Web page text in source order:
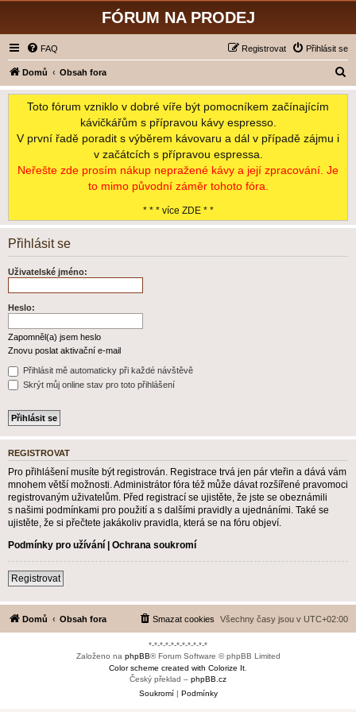
FÓRUM NA PRODEJ
FAQ Přihlásit se
Registrovat
Domů Obsah fora
l
Toto fórum vzniklo v dobré víře být pomocníkem začínajícím
kávičkářům s přípravou kávy espresso.
V první řadě poradit s výběrem kávovaru a dál v případě zájmu i
v začátcích s přípravou espressa.
Neřešte zde prosím nákup nepražené kávy a její zpracování. Je
to mimo původní záměr tohoto fóra.
* * * více ZDE * *
Přihlásit se
Uživatelské jméno:
Heslo:
Zapomněl(a) jsem heslo
Znovu poslat aktivační e-mail
Přihlásit mě automaticky při každé návštěvě
Skrýt můj online stav pro toto přihlášení
REGISTROVAT
Pro přihlášení musíte být registrován. Registrace trvá jen pár vteřin a dává vám
mnohem větší možnosti. Administrátor fóra též může dávat rozšířené pravomoci
registrovaným uživatelům. Před registrací se ujistěte, že jste se obeznámili
s našimi podmínkami pro použití a s dalšími pravidly a ujednáními. Také se
ujistěte, že si přečtete jakákoliv pravidla, která se na fóru objeví.
Podmínky pro užívání | Ochrana soukromí
Registrovat
Domů Obsah fora Všechny časy jsou v UTC+02:00
Smazat cookies
*-*-*-*-*-*-*-*-*-*-*
Založeno na phpBB® Forum Software © phpBB Limited
Color scheme created with Colorize It
Český překlad – phpBB.cz
Soukromí| Podmínky